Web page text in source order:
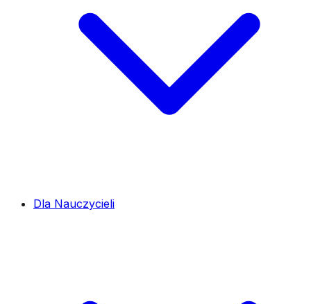
Dla Nauczycieli